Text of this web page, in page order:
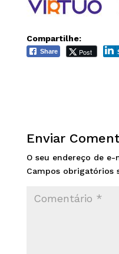
Compartilhe:
Share Post
Enviar
O seu endereço de
Campos obrigatórios